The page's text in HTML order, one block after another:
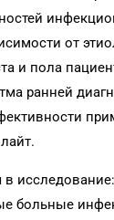
от
и пола
ранней
исследование:
больные